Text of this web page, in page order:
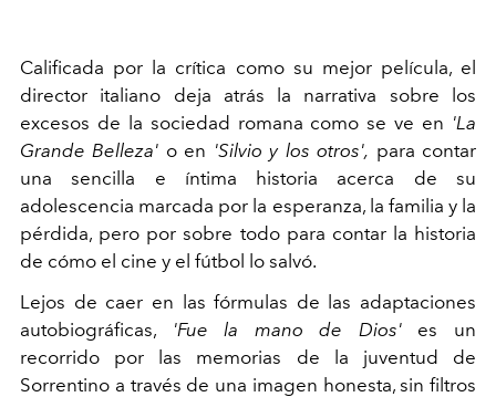
Calificada por la crítica como su mejor película, el
director italiano deja atrás la narrativa sobre los
excesos de la sociedad romana como se ve en 'La
Grande Belleza' o en 'Silvio y los otros', para contar
una sencilla e íntima historia acerca de su
adolescencia marcada por la esperanza, la familia y la
pérdida, pero por sobre todo para contar la historia
de cómo el cine y el fútbol lo salvó.
Lejos de caer en las fórmulas de las adaptaciones
autobiográficas,
'Fue la mano de Dios'es un
recorrido por las memorias de la juventud de
Sorrentino a través de una imagen honesta, sin filtros